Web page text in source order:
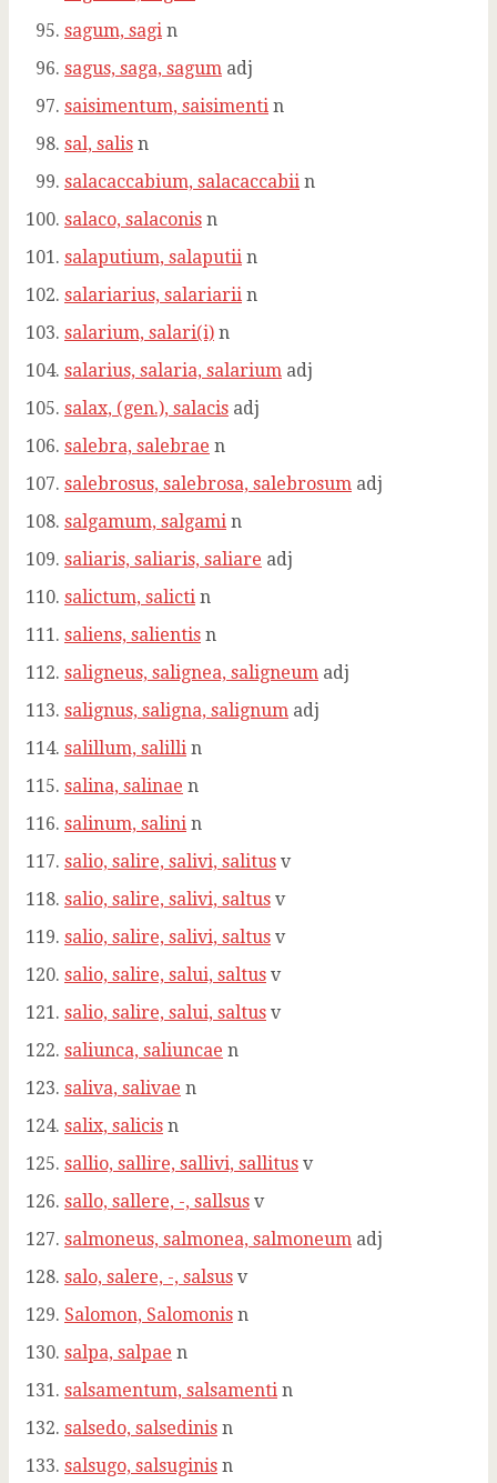
sagum, sagi n
sagus, saga, sagum adj
saisimentum, saisimenti n
sal, salis n
salacaccabium, salacaccabii n
salaco, salaconis n
salaputium, salaputii n
salariarius, salariarii n
salarium, salari(i) n
salarius, salaria, salarium adj
salax, (gen.), salacis adj
salebra, salebrae n
salebrosus, salebrosa, salebrosum adj
salgamum, salgami n
saliaris, saliaris, saliare adj
salictum, salicti n
saliens, salientis n
saligneus, salignea, saligneum adj
salignus, saligna, salignum adj
salillum, salilli n
salina, salinae n
salinum, salini n
salio, salire, salivi, salitus v
salio, salire, salivi, saltus v
salio, salire, salivi, saltus v
salio, salire, salui, saltus v
salio, salire, salui, saltus v
saliunca, saliuncae n
saliva, salivae n
salix, salicis n
sallio, sallire, sallivi, sallitus v
sallo, sallere, -, sallsus v
salmoneus, salmonea, salmoneum adj
salo, salere, -, salsus v
Salomon, Salomonis n
salpa, salpae n
salsamentum, salsamenti n
salsedo, salsedinis n
salsugo, salsuginis n